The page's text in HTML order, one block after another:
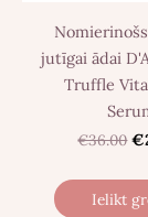
jutīgai ādai
Truffle
€36.00
Ielikt